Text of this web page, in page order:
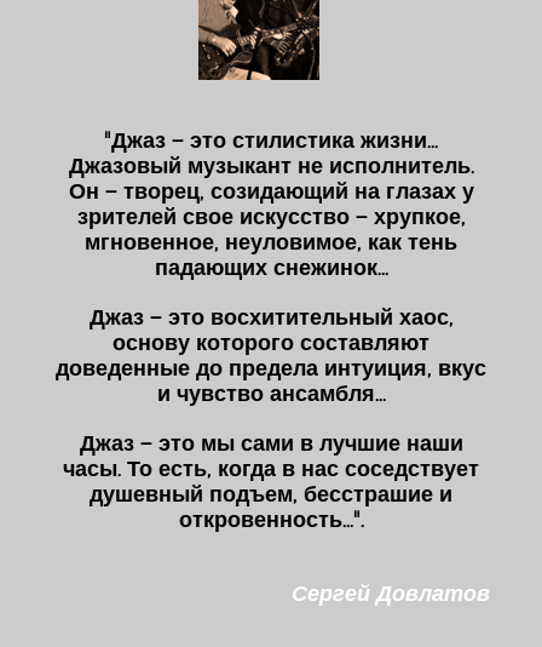
"Джаз – это стилистика жизни...
Джазовый музыкант не исполнитель.
Он – творец, созидающий на глазах у
зрителей свое искусство – хрупкое,
мгновенное, неуловимое, как тень
падающих снежинок...
Джаз – это восхитительный хаос,
основу которого составляют
доведенные до предела интуиция, вкус
и чувство ансамбля...
Джаз – это мы сами в лучшие наши
часы. То есть, когда в нас соседствует
душевный подъем, бесстрашие и
откровенность...".
Сергей Довлатов